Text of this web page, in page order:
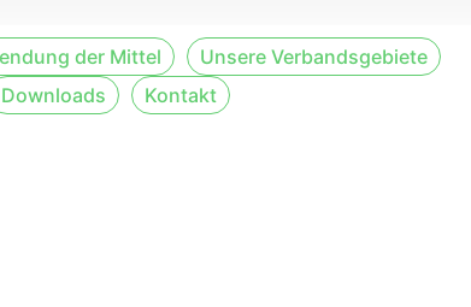
der Mittel
Unsere Verbandsgebiete
Downloads Kontakt